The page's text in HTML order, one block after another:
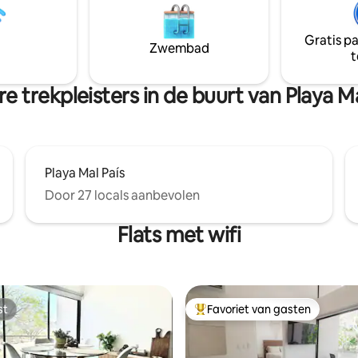
van een huis dat midden in
Te midden van de
is The Green House de
om de flora en fauna van
allemaal met uitzicht op de
keuken is open en bevindt zich
midden, met uitzicht op het
privézwembad. Privéparkeerplaats Een
Zwembad
Gratis
trekpleisters in de buurt van Playa
Playa Mal País
Door 27 locals aanbevolen
Flats met wifi
Topfavoriet van gasten
Favoriet van gasten